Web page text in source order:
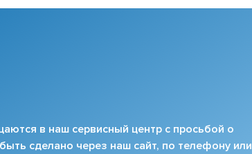
в наш сервисный центр с просьбой о
сделано через наш сайт, по телефону или